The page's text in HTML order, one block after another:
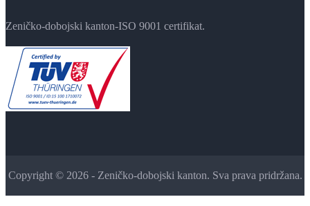
Zeničko-dobojski kanton-ISO 9001 certifikat.
Copyright © 2026 - Zeničko-dobojski kanton. Sva prava pridržana.